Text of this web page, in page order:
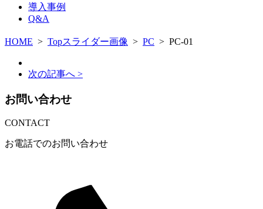
導入事例
Q&A
HOME > Topスライダー画像 > PC > PC-01
次の記事へ >
お問い合わせ
CONTACT
お電話でのお問い合わせ